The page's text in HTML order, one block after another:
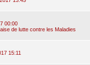
00:00
de lutte contre les Maladies
15:11